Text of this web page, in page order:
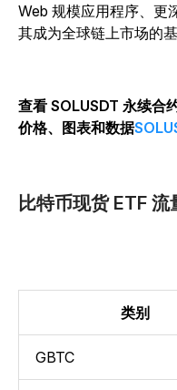
Web 规模应用程序、更
其成为全球链上市场的基
查看 SOLUSDT 永续合
价格、图表和数据
比特币现货 ETF 流
类别
GBTC